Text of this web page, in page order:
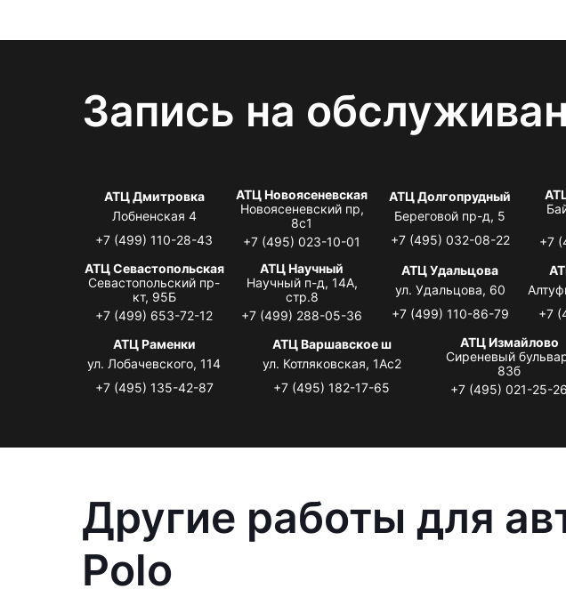
Запись на
АТЦ Дмитровка
Лобненская 4
+7 (499) 110-28-43
АТЦ Новоясеневская
Новоясеневский пр,
8с1
+7 (495) 023-10-01
АТЦ Долгопрудный
Береговой пр-д, 5
+7 (495) 032-08-22
+7
АТЦ Севастопольская
Севастопольский пр-
кт, 95Б
+7 (499) 653-72-12
АТЦ Научный
Научный п-д, 14А,
стр.8
+7 (499) 288-05-36
АТЦ Удальцова
ул. Удальцова, 60
+7 (499) 110-86-79
+7
АТЦ Раменки
ул. Лобачевского, 114
+7 (495) 135-42-87
АТЦ Варшавское ш
ул. Котляковская, 1Ас2
+7 (495) 182-17-65
АТЦ Измайлово
Сиреневый
83б
+7 (495) 021-25-26
Другие работы для
Polo